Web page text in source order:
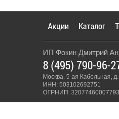
Акции Каталог
ИП Фокин Дмитрий
8 (495) 790-96-
Москва, 5-ая Кабельная, д.
ИНН: 503102692751
ОГРНИП: